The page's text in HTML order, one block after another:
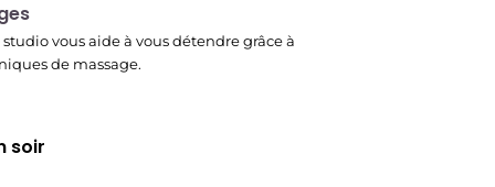
studio vous aide à vous détendre grâce à
de massage.
soir